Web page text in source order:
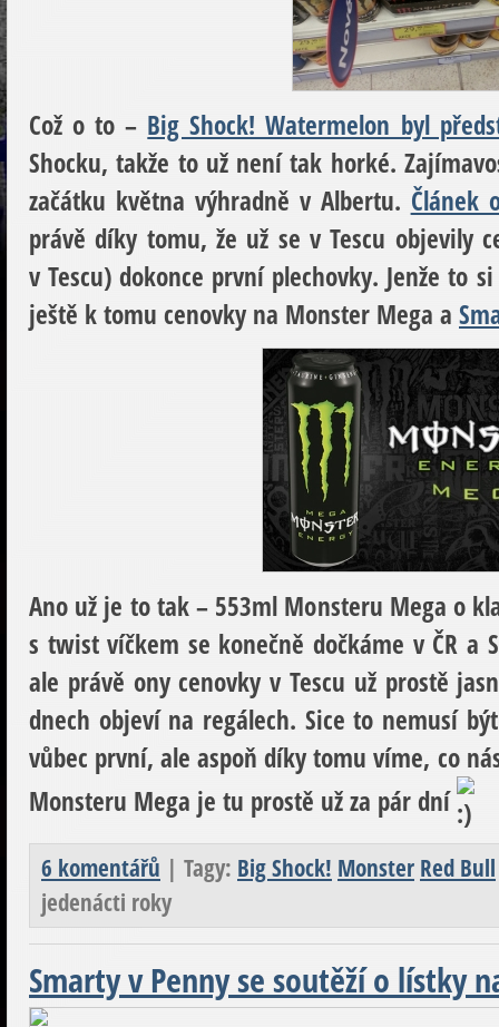
Což o to – Big Shock! Watermelon byl
Shocku, takže to už není tak horké.
začátku května výhradně v Albertu. Článek
právě díky tomu, že už se v Tescu objevily
v Tescu) dokonce první plechovky. Jenže to
ještě k tomu cenovky na Monster Mega a
Ano už je to tak – 553ml Monsteru Mega o
s twist víčkem se konečně dočkáme v ČR a
ale právě ony cenovky v Tescu už prostě
dnech objeví na regálech. Sice to nemusí
vůbec první, ale aspoň díky tomu víme, co
Monsteru Mega je tu prostě už za pár dní
6 komentářů | Tagy: Big Shock! Monster Red Bull
jedenácti roky
Smarty v Penny se soutěží o lístky